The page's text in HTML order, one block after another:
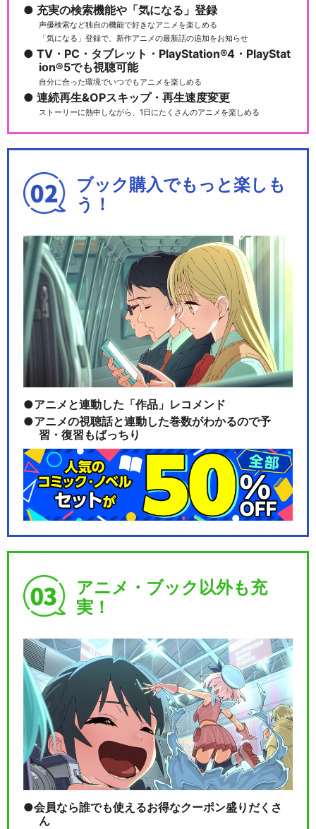
充実の検索機能や「気になる」登録
声優検索など独自の機能で好きなアニメを楽しめる
「気になる」登録で、新作アニメの最新話の追加をお知らせ
TV・PC・タブレット・PlayStation®4・PlayStat
ion®5でも視聴可能
自分に合った環境でいつでもアニメを楽しめる
連続再生&OPスキップ・再生速度変更
ストーリーに熱中しながら、1日にたくさんのアニメを楽しめる
ブック購入でもっと楽しも
う！
アニメと連動した「作品」レコメンド
アニメの視聴話と連動した巻数がわかるので予
習・復習もばっちり
アニメ・ブック以外も充
実！
会員なら誰でも使えるお得なクーポン盛りだくさ
ん